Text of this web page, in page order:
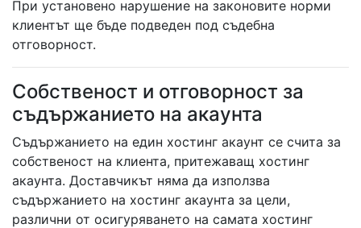
При установено нарушение на законовите норми
клиентът ще бъде подведен под съдебна
отговорност.
Собственост и отговорност за
съдържанието на акаунта
Съдържанието на един хостинг акаунт се счита за
собственост на клиента, притежаващ хостинг
акаунта. Доставчикът няма да използва
съдържанието на хостинг акаунта за цели,
различни от осигуряването на самата хостинг